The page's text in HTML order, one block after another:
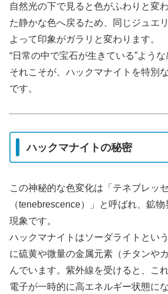
自然光の下で見ると色がふわりと変
た静かな色へ戻るため、同じジュエ
よって印象がガラリと変わります。
“日常の中で宝石が生きている”よう
それこそが、ハックマナイトを特別
です。
ハックマナイトの秘密
この神秘的な色変化は「テネブレッ
（tenebrescence）」と呼ばれ、鉱
現象です。
ハックマナイトはソーダライトとい
に硫黄や微量の金属元素（チタンや
んでいます。紫外線を受けると、こ
電子が一時的に高エネルギー状態に